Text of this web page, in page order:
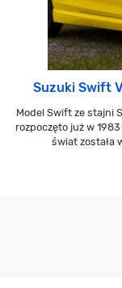
Suzuki Swift
Model Swift ze stajni
rozpoczęto już w
świat została